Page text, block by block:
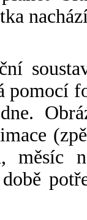
pomocí
měsíc